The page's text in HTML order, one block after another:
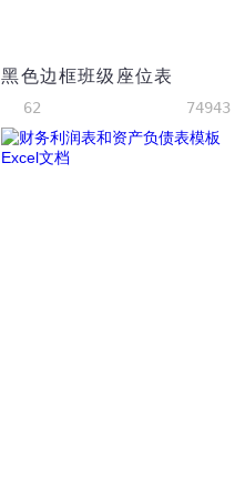
黑色边框班级座位表
62 74943